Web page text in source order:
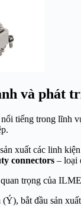
và phát
tiếng trong lĩnh
xuất các linh
connectors – loại
trọng của
(Ý), bắt đầu sản